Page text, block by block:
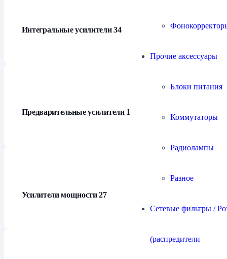
Прочие аксессуары
Блоки питания
Коммутаторы
Радиолампы
Разное
Сетевые фильтры /
(распредители
Интегральные усилители34
Предварительные усилители 17
Усилители мощности27